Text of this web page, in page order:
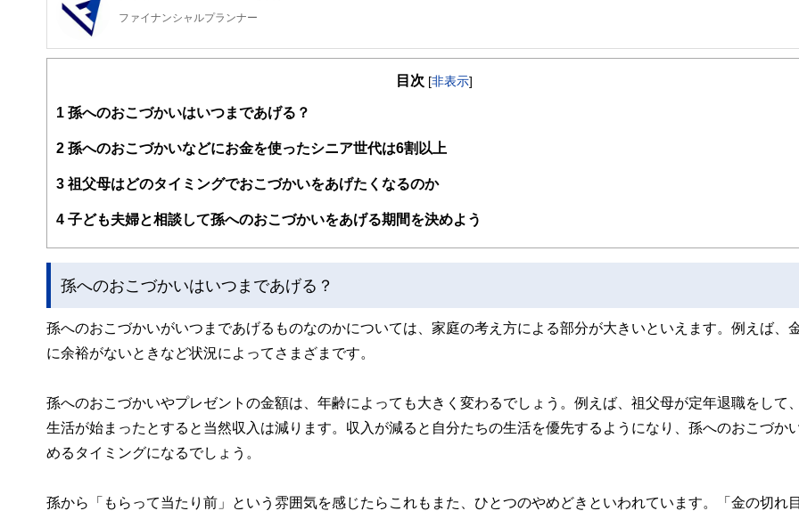
ファイナンシャルプランナー
FinancialField編集部は、金融、経済に関する記事を、日々の暮らしにどのような影響を与えるかという視点で、お金の知識がない方でも理解
案から記事掲載まですべての工程に関わることで、読者目線のコンテンツを追求しています。
FinancialFieldの特徴は、ファイナンシャルプランナー、弁護士、税理士、宅地建物取引士、相続診断士、住宅ローンアドバイザー、DCプラン
ー、公認会計士、社会保険労務士、行政書士、投資アナリスト、キャリアコンサルタントなど150名以上の有資格者を執筆者・監修者として迎
と、読み応えのあるコンテンツと確かな情報発信を実現しています。
私たちは、快適でより良い生活のアイデアを提供するお金のコンシェルジュを目指します。
目次 [非表示]
1 孫へのおこづかいはいつまであげる？
2 孫へのおこづかいなどにお金を使ったシニア世代は6割以上
3 祖父母はどのタイミングでおこづかいをあげたくなるのか
4 子ども夫婦と相談して孫へのおこづかいをあげる期間を決めよう
孫へのおこづかいはいつまであげる？
孫へのおこづかいがいつまであげるものなのかについては、家庭の考え方による部分が大きいといえます。例えば、
に余裕がないときなど状況によってさまざまです。
孫へのおこづかいやプレゼントの金額は、年齢によっても大きく変わるでしょう。例えば、祖父母が定年退職をして
生活が始まったとすると当然収入は減ります。収入が減ると自分たちの生活を優先するようになり、孫へのおこづか
めるタイミングになるでしょう。
孫から「もらって当たり前」という雰囲気を感じたらこれもまた、ひとつのやめどきといわれています。「金の切れ